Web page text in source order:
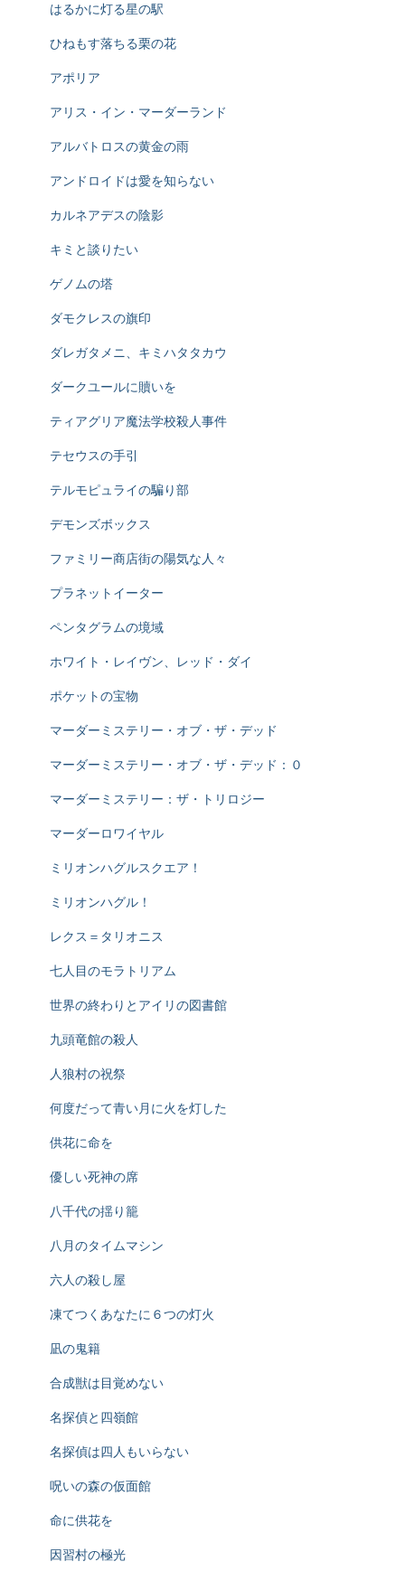
はるかに灯る星の駅
ひねもす落ちる栗の花
アポリア
アリス・イン・マーダーランド
アルバトロスの黄金の雨
アンドロイドは愛を知らない
カルネアデスの陰影
キミと談りたい
ゲノムの塔
ダモクレスの旗印
ダレガタメニ、キミハタタカウ
ダークユールに贖いを
ティアグリア魔法学校殺人事件
テセウスの手引
テルモピュライの騙り部
デモンズボックス
ファミリー商店街の陽気な人々
プラネットイーター
ペンタグラムの境域
ホワイト・レイヴン、レッド・ダイ
ポケットの宝物
マーダーミステリー・オブ・ザ・デッド
マーダーミステリー・オブ・ザ・デッド：０
マーダーミステリー：ザ・トリロジー
マーダーロワイヤル
ミリオンハグルスクエア！
ミリオンハグル！
レクス＝タリオニス
七人目のモラトリアム
世界の終わりとアイリの図書館
九頭竜館の殺人
人狼村の祝祭
何度だって青い月に火を灯した
供花に命を
優しい死神の席
八千代の揺り籠
八月のタイムマシン
六人の殺し屋
凍てつくあなたに６つの灯火
凪の鬼籍
合成獣は目覚めない
名探偵と四嶺館
名探偵は四人もいらない
呪いの森の仮面館
命に供花を
因習村の極光